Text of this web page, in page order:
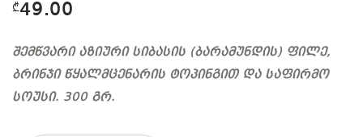
₾49.00
შემწვარი აზიური სიბასის (ბარამუნდის) ფილე,
ბრინჯი წყალმცენარის ტოპინგით და საფირმო
სოუსი. 300 გრ.